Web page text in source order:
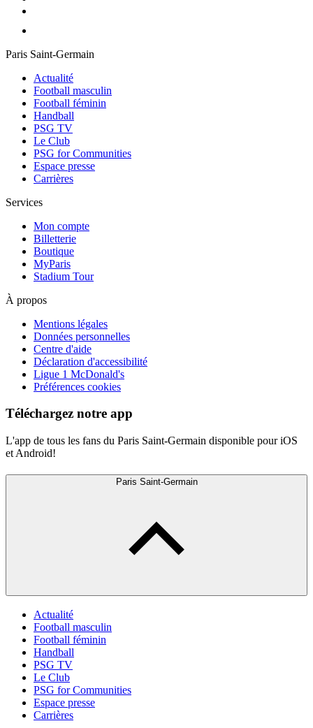
Paris Saint-Germain
Actualité
Football masculin
Football féminin
Handball
PSG TV
Le Club
PSG for Communities
Espace presse
Carrières
Services
Mon compte
Billetterie
Boutique
MyParis
Stadium Tour
À propos
Mentions légales
Données personnelles
Centre d'aide
Déclaration d'accessibilité
Ligue 1 McDonald's
Préférences cookies
Téléchargez notre app
L'app de tous les fans du Paris Saint-Germain disponible pour iOS
et Android!
Paris Saint-Germain
Actualité
Football masculin
Football féminin
Handball
PSG TV
Le Club
PSG for Communities
Espace presse
Carrières